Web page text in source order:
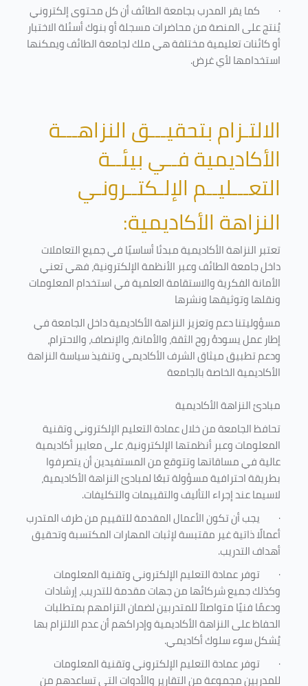
· كما يقر المدرب بجامعة الطائف أن كل محتوى إلكتروني
يُنتج على المنصة من محاضرات مسجلة أو بنوك أسئلة الاختبار
أو كائنات تعليمية مختلفة هي ملك لجامعة الطائف ويمكنها
استخدامها لأي غرض.
الالتـزام بتحقيـــق النزاهـــة
الأكاديمية فــي بيئــة
التعـــليــم الإلـكتــرونـي
النزاهة الأكاديمية:
تعتبر النزاهة الأكاديمية مبدئا أساسيًا في جميع التعاملات
داخل جامعة الطائف وعبر الأنظمة الإلكترونية، فهي تعني
الأمانة الفكرية والاستقامة العلمية في استخدام المعلومات
ونقلها وتوثيقها ونشرها
مسؤوليتنا دعم وتعزيز النزاهة الأكاديمية داخل الجامعة في
إطار عمل يسودهُ روح الثقة، والأمانة، والإنصاف، والاحترام،
ودعم تطبيق ميثاق الشرف الأكاديمي وتنفيذ سياسة النزاهة
الأكاديمية الخاصة بالجامعة
مبادئ النزاهة الأكاديمية
تحافظ الجامعة من خلال عمادة التعليم الإلكتروني وتقنية
المعلومات وعبر أنظمتها الإلكترونية، على معايير أكاديمية
عالية في مساقاتها وتتوقع من المستفيدين أن يتصرفوا
بطريقة احترافية مسؤولة تبعًا لمبادئ النزاهة الأكاديمية،
لاسيما عند إجراء التأليف والتقييمات والتكليفات.
· يجب أن تكون الأعمال المقدمة للتقييم من طرف المتدرب
أعمالًا ذاتية غير مقتبسة لإثبات المهارات المكتسبة وتحقيق
أهداف التدريب.
· توفر عمادة التعليم الإلكتروني وتقنية المعلومات
وكذلك جميع شركائها من جهات مقدمة للتدريب، إرشادات
ودعمًا فنيًا متواصلاً للمتدربين لضمان التزامهم بمتطلبات
الحفاظ على النزاهة الأكاديمية وإدراكهم أن عدم الالتزام بها
يُشكل سوء سلوك أكاديمي.
· توفر عمادة التعليم الإلكتروني وتقنية المعلومات
للمدربين مجموعة من التقارير والأدوات التي تساعدهم من